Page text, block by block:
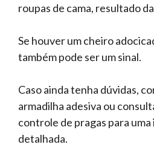
roupas de cama, resultado
Se houver um cheiro
também pode ser um sinal.
Caso ainda tenha dúvidas,
armadilha adesiva ou
controle de pragas para uma
detalhada.